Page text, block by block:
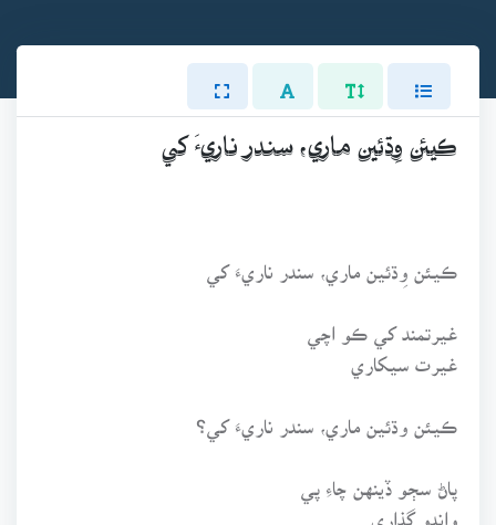
ڪيئن وِڌئين ماري، سندر ناريءَ کي
ڪيئن وِڌئين ماري، سندر ناريءَ کي
غيرتمند کي ڪو اچي
غيرت سيکاري
ڪيئن وڌئين ماري، سندر ناريءَ کي؟
پاڻ سڄو ڏينهن چاءِ پي
واندو گذاري